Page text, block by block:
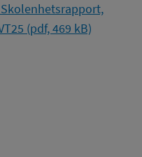
(pdf, 469 kB)